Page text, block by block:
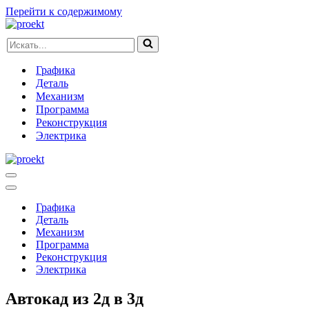
Перейти к содержимому
Искать...
Графика
Деталь
Механизм
Программа
Реконструкция
Электрика
Меню
навигации
Меню
навигацииГрафика
Деталь
Механизм
Программа
Реконструкция
Электрика
Автокад из 2д в 3д